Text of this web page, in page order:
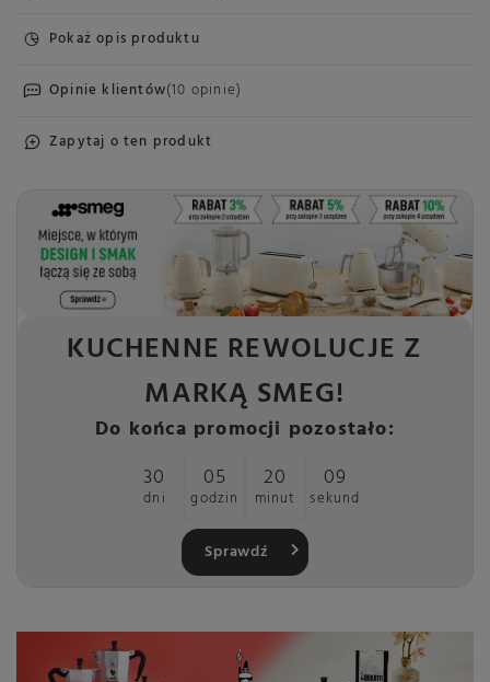
Pokaż opis produktu
Opinie klientów(10 opinie)
Zapytaj o ten produkt
KUCHENNE REWOLUCJE Z
MARKĄ SMEG!
Do końca promocji pozostało:
30
dni
05
godzin
20
minut
08
sekund
Sprawdź